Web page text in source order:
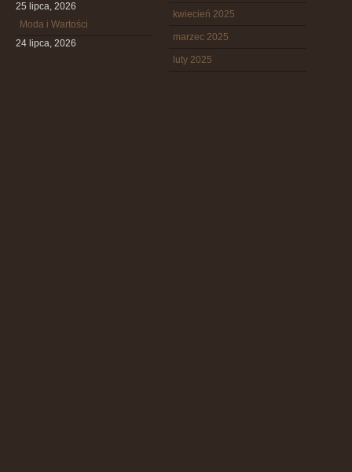
25 lipca, 2026
Moda i Wartości
24 lipca, 2026
kwiecień 2025
marzec 2025
luty 2025